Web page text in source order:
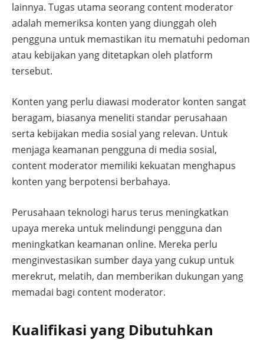
lainnya. Tugas utama seorang content moderator
adalah memeriksa konten yang diunggah oleh
pengguna untuk memastikan itu mematuhi pedoman
atau kebijakan yang ditetapkan oleh platform
tersebut.
Konten yang perlu diawasi moderator konten sangat
beragam, biasanya meneliti standar perusahaan
serta kebijakan media sosial yang relevan. Untuk
menjaga keamanan pengguna di media sosial,
content moderator memiliki kekuatan menghapus
konten yang berpotensi berbahaya.
Perusahaan teknologi harus terus meningkatkan
upaya mereka untuk melindungi pengguna dan
meningkatkan keamanan online. Mereka perlu
menginvestasikan sumber daya yang cukup untuk
merekrut, melatih, dan memberikan dukungan yang
memadai bagi content moderator.
Kualifikasi yang Dibutuhkan